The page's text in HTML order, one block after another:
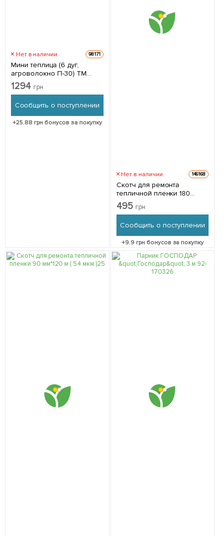
Нет в наличии 98171
Мини теплица (6 дуг,
агроволокно П-30) TM
"Украина" 69-106
1294 грн
Сообщить о поступлении
+25.88грн бонусов за покупку
Нет в наличии 146168
Скотч для ремонта
тепличной пленки 180
мм*120 м ( 54 мкм )
495 грн
Сообщить о поступлении
+9.9грн бонусов за покупку